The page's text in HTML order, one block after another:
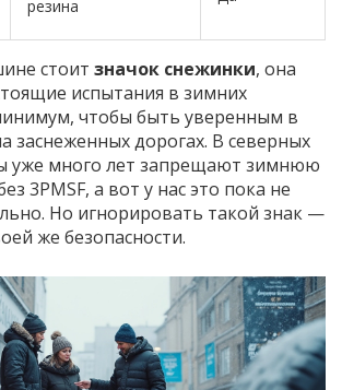
резина
стоит значок снежинки, она
испытания в зимних
чтобы быть уверенным в
заснеженных дорогах. В северных
уже много лет запрещают зимнюю
3PMSF, а вот у нас это пока не
Но игнорировать такой знак —
же безопасности.